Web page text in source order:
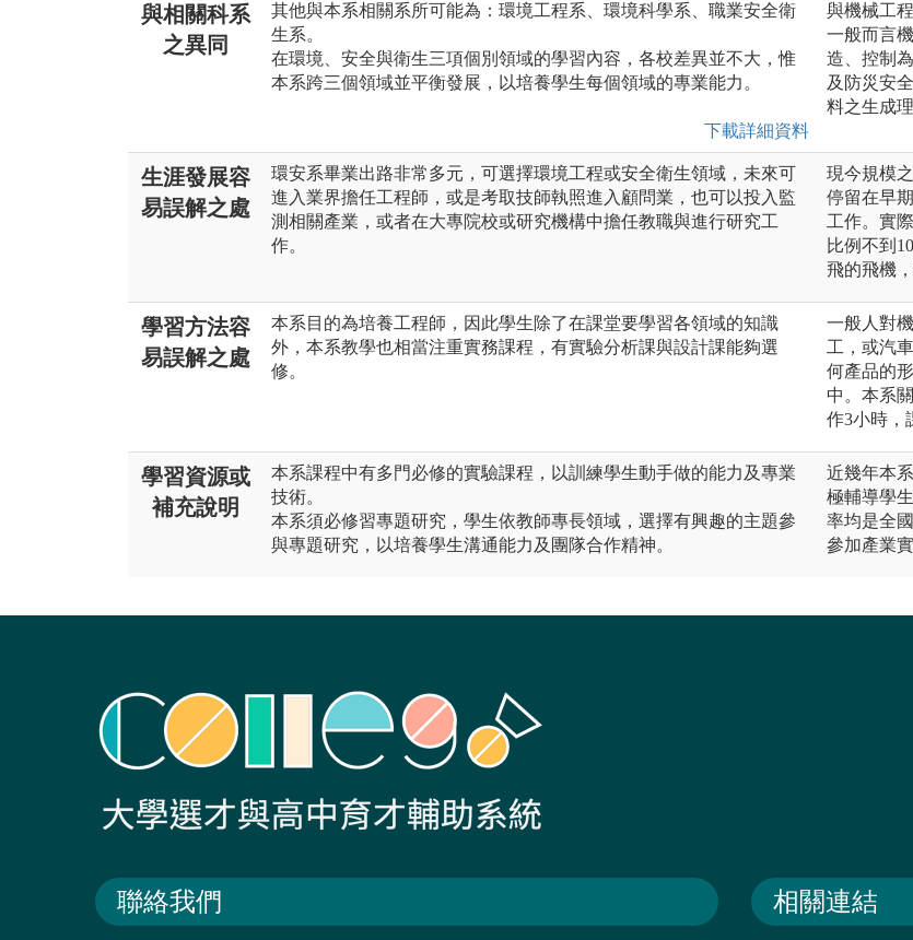
與相關科系
之異同
其他與本系相關系所可能為：環境工程系、環境科學系、職業安全衛
生系。
在環境、安全與衛生三項個別領域的學習內容，各校差異並不大，惟
本系跨三個領域並平衡發展，以培養學生每個領域的專業能力。
下載詳細資料
與機械工
一般而言
造、控制
及防災安
料之生成
生涯發展容
易誤解之處
環安系畢業出路非常多元，可選擇環境工程或安全衛生領域，未來可
進入業界擔任工程師，或是考取技師執照進入顧問業，也可以投入監
測相關產業，或者在大專院校或研究機構中擔任教職與進行研究工
作。
現今規模
停留在早
工作。實
比例不到
飛的飛機
學習方法容
易誤解之處
本系目的為培養工程師，因此學生除了在課堂要學習各領域的知識
外，本系教學也相當注重實務課程，有實驗分析課與設計課能夠選
修。
一般人對
工，或汽
何產品的
中。本系
作3小時，
學習資源或
補充說明
本系課程中有多門必修的實驗課程，以訓練學生動手做的能力及專業
技術。
本系須必修習專題研究，學生依教師專長領域，選擇有興趣的主題參
與專題研究，以培養學生溝通能力及團隊合作精神。
近幾年本
極輔導學
率均是全
參加產業
聯絡我們 相關連結